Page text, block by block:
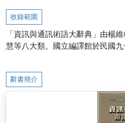
收錄範圍
「資訊與通訊術語大辭典」由楊
慧等八大類。國立編譯館於民國
辭書簡介